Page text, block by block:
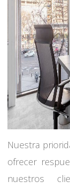
Nuestra
ofrecer
nuestros